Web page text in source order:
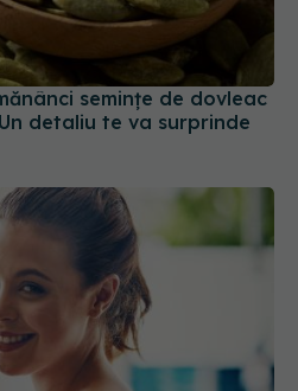
semințe de dovleac
detaliu te va surprinde